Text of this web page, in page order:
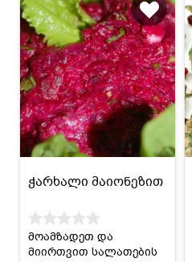
ჭარხალი მაიონეზით
მოამზადეთ და
მიირთვით სალათების